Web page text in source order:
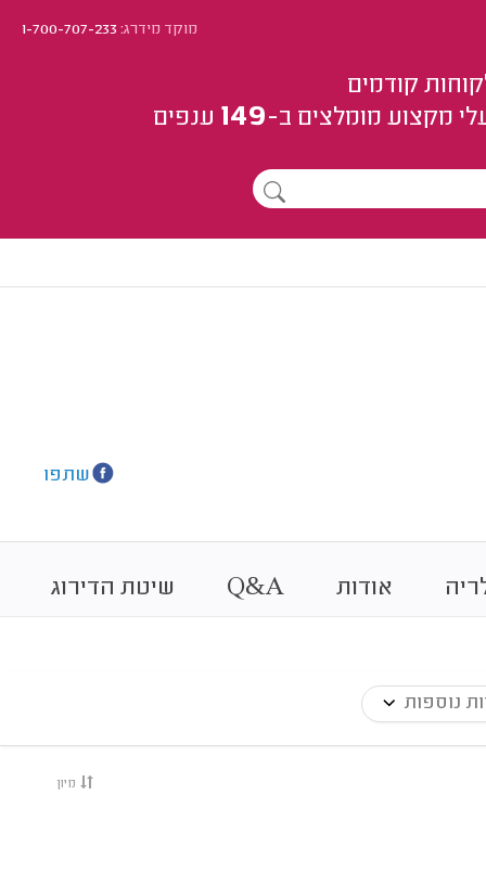
מוקד מידרג:1-700-707-233
קודמים
מקצוע מומלצים ב-149 ענפים
שתפו
אודות Q&A שיטת הדירוג
נוספות
מיון